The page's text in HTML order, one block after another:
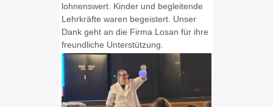
lohnenswert. Kinder und begleitende
Lehrkräfte waren begeistert. Unser
Dank geht an die Firma Losan für ihre
freundliche Unterstützung.